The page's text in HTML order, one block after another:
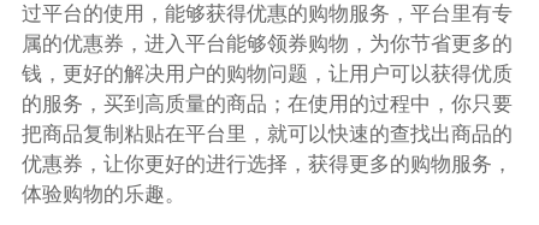
过平台的使用，能够获得优惠的购物服务，平台里有专
属的优惠券，进入平台能够领券购物，为你节省更多的
钱，更好的解决用户的购物问题，让用户可以获得优质
的服务，买到高质量的商品；在使用的过程中，你只要
把商品复制粘贴在平台里，就可以快速的查找出商品的
优惠券，让你更好的进行选择，获得更多的购物服务，
体验购物的乐趣。